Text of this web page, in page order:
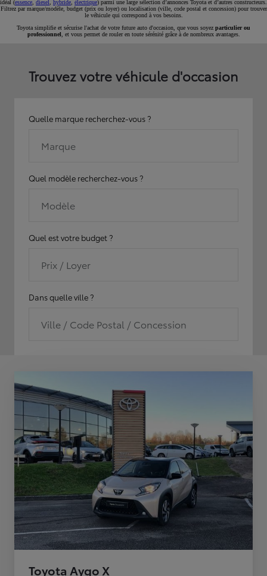
idéal (essence diesel hybride électrique) parmi une large sélection d’annonces Toyota et d’autres constructeurs.
Filtrez par marque/modèle, budget (prix ou loyer) ou localisation (ville, code postal et concession) pour trouver
le véhicule qui correspond à vos besoins.
Toyota simplifie et sécurise l'achat de votre future auto d'occasion, que vous soyez particulier ou
professionnel , et vous permet de rouler en toute sérénité grâce à de nombreux avantages.
Trouvez votre véhicule d'occasion
Quelle marque recherchez-vous ?
Marque
Quel modèle recherchez-vous ?
Modèle
Quel est votre budget ?
Prix / Loyer
Dans quelle ville ?
Ville / Code Postal / Concession
Toyota Aygo X